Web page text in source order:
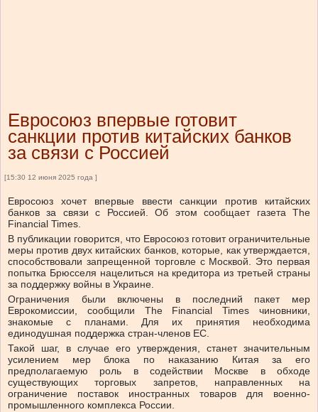
Евросоюз впервые готовит
санкции против китайских банков
за связи с Россией
[15:30 12 июня 2025 года ]
Евросоюз хочет впервые ввести санкции против китайских
банков за связи с Россией. Об этом сообщает газета The
Financial Times.
В публикации говорится, что Евросоюз готовит ограничительные
меры против двух китайских банков, которые, как утверждается,
способствовали запрещенной торговле с Москвой. Это первая
попытка Брюсселя нацелиться на кредитора из третьей страны
за поддержку войны в Украине.
Ограничения были включены в последний пакет мер
Еврокомиссии, сообщили The Financial Times чиновники,
знакомые с планами. Для их принятия необходима
единодушная поддержка стран-членов ЕС.
Такой шаг, в случае его утверждения, станет значительным
усилением мер блока по наказанию Китая за его
предполагаемую роль в содействии Москве в обходе
существующих торговых запретов, направленных на
ограничение поставок иностранных товаров для военно-
промышленного комплекса России.